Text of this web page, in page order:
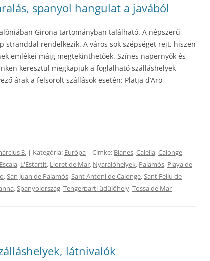
spanyol hangulat a javából
Girona tartományban található. A népszerű
stranddal rendelkezik. A város sok szépséget rejt, hiszen
emlékei máig megtekinthetőek. Színes napernyők és
keresztül megkapjuk a foglalható szálláshelyek
árak a felsorolt szállások esetén: Platja d’Aro
3. | Kategória: Európa | Címke: Blanes,Calella,Calonge,
, L'Estartit, Lloret de Mar, Nyaralóhelyek, Palamós, Playa de
,San Juan de Palamós,Sant Antoni de Calonge,Sant Feliu de
,Spanyolország,Tengerparti üdülőhely,Tossa de Mar
látnivalók